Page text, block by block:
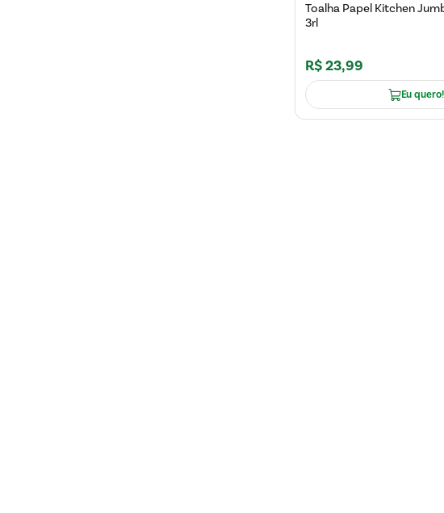
Toalha Papel Kitchen
3rl
R$23,99
Eu quero!